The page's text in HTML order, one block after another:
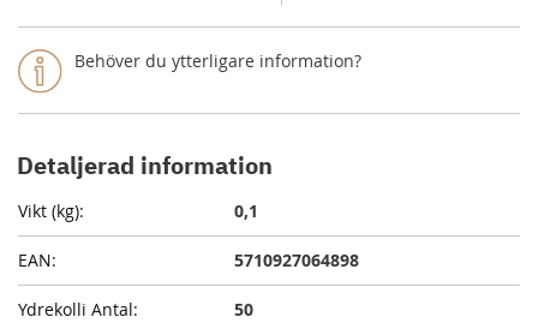
Behöver du ytterligare information?
Detaljerad information
0,1
5710927064898
50